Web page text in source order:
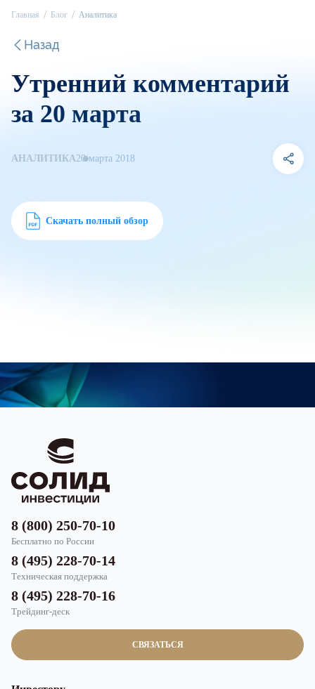
Главная Блог Аналитика
Назад
Утренний комментарий
за 20 марта
АНАЛИТИКА20 марта 2018
Скачать полный обзор
СВЯЗАТЬСЯ
8 (800) 250-70-10
Бесплатно по России
8 (495) 228-70-14
Техническая поддержка
8 (495) 228-70-16
Трейдинг-деск